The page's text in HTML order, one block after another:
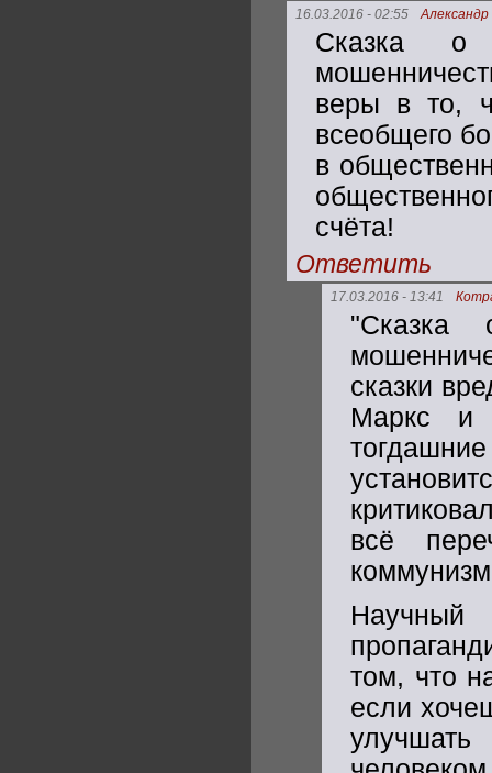
16.03.2016 - 02:55
Сказка о
веры в то,
всеобщего
в
счёта!
Ответить
17.03.2016 - 13:41
"Сказка
сказки
Маркс и
всё
том, что
если